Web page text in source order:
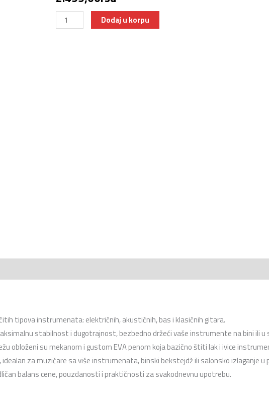
Dodaj u korpu
tipova instrumenata: električnih,akustičnih,bas i klasičnih gitara.
stabilnost i dugotrajnost,bezbedno držeći vaše instrumente na bini ili u
obloženi su mekanom i gustom EVA penom koja bazično štiti lak i ivice
idealan za muzičare sa više instrumenata,binski bekstejdž ili salonsko izlaganje
balans cene,pouzdanosti i praktičnosti za svakodnevnu upotrebu.